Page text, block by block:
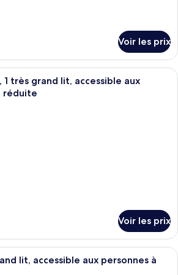
Voir les prix
Une salle de bain moderne avec un
très grand lit, accessible aux
réduite
Voir les prix
Une chambre d’hôtel avec un
lit, accessible aux personnes à